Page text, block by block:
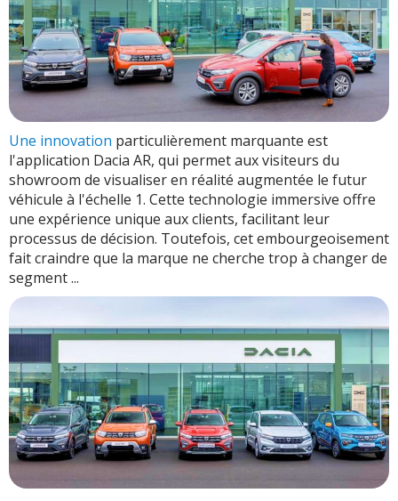
Une innovation particulièrement marquante est
l'application Dacia AR, qui permet aux visiteurs du
showroom de visualiser en réalité augmentée le futur
véhicule à l'échelle 1. Cette technologie immersive offre
une expérience unique aux clients, facilitant leur
processus de décision. Toutefois, cet embourgeoisement
fait craindre que la marque ne cherche trop à changer de
segment ...